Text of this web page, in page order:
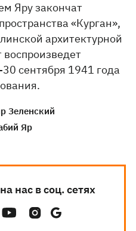
Яру закончат
«Курган»,
архитектурной
сентября 1941 года
Зеленский
Яр
нас в соц. сетях